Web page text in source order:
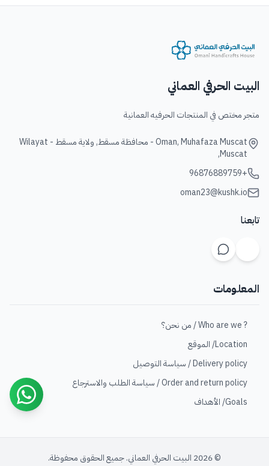
البيت الحرفي العماني
متجر مختص في المنتجات الحرفيه العمانية
Oman, Muhafaza Muscat - محافظة مسقط, ولاية مسقط - Wilayat
Muscat,
+96876889759
oman23@kushk.io
تابعنا
المعلومات
? Who are we / من نحن؟
Location/ الموقع
Delivery policy / سياسة التوصيل
Order and return policy / سياسة الطلب والاسترجاع
Goals/ الأهداف
© 2026 البيت الحرفي العماني. جميع الحقوق محفوظة.